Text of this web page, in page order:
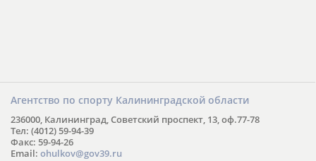
Агентство по спорту Калининградской области
236000, Калининград, Советский проспект, 13, оф.77-78
Тел: (4012) 59-94-39
Факс: 59-94-26
Email: ohulkov@gov39.ru